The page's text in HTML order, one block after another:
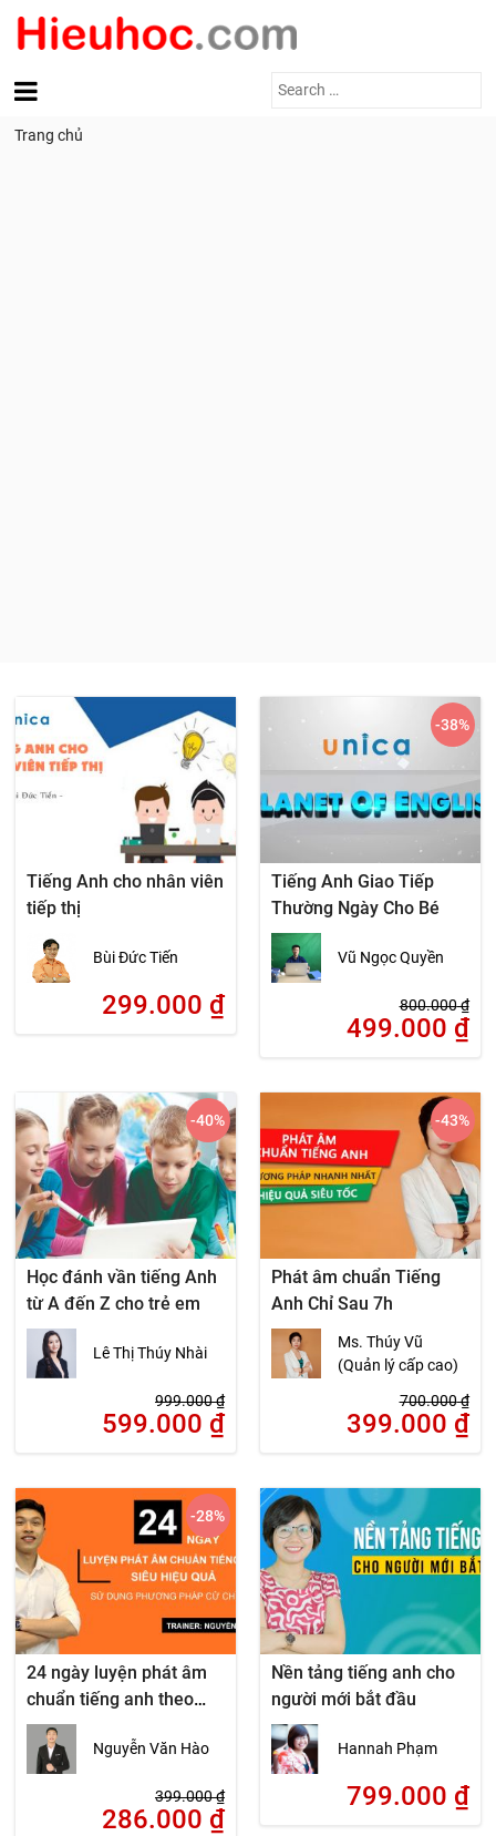
Search
Trang chủ
Tiếng Anh cho nhân viên
tiếp thị
Bùi Đức Tiến
299.000 ₫
Tiếng Anh Giao Tiếp
Thường Ngày Cho Bé
Vũ Ngọc Quyền
800.000₫
499.000 ₫
-38%
Học đánh vần tiếng Anh
từ A đến Z cho trẻ em
Lê Thị Thúy Nhài
999.000₫
599.000 ₫
-40%
Phát âm chuẩn Tiếng
Anh Chỉ Sau 7h
Ms. Thúy Vũ
(Quản lý cấp cao)
700.000₫
399.000 ₫
-43%
24 ngày luyện phát âm
chuẩn tiếng anh theo
phương pháp cử chỉ tay
Nguyễn Văn Hào
399.000₫
286.000 ₫
-28%
Nền tảng tiếng anh cho
người mới bắt đầu
Hannah Phạm
799.000 ₫